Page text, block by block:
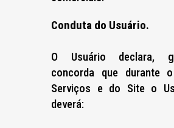
Conduta do Usuário.
O Usuário declara,
concorda que durante
Serviços e do Site o
deverá: